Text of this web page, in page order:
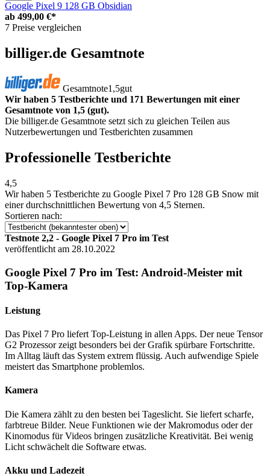
Google Pixel 9 128 GB Obsidian
ab 499,00 €*
7 Preise vergleichen
billiger.de Gesamtnote
Gesamtnote1,5gut
Wir haben 5 Testberichte und 171 Bewertungen mit einer
Gesamtnote von 1,5 (gut).
Die billiger.de Gesamtnote setzt sich zu gleichen Teilen aus
Nutzerbewertungen und Testberichten zusammen
Professionelle Testberichte
4,5
Wir haben 5 Testberichte zu Google Pixel 7 Pro 128 GB Snow mit
einer durchschnittlichen Bewertung von 4,5 Sternen.
Sortieren nach:
Testnote 2,2 - Google Pixel 7 Pro im Test
veröffentlicht am 28.10.2022
Google Pixel 7 Pro im Test: Android-Meister mit
Top-Kamera
Leistung
Das Pixel 7 Pro liefert Top-Leistung in allen Apps. Der neue Tensor
G2 Prozessor zeigt besonders bei der Grafik spürbare Fortschritte.
Im Alltag läuft das System extrem flüssig. Auch aufwendige Spiele
meistert das Smartphone problemlos.
Kamera
Die Kamera zählt zu den besten bei Tageslicht. Sie liefert scharfe,
farbtreue Bilder. Neue Funktionen wie der Makromodus oder der
Kinomodus für Videos bringen zusätzliche Kreativität. Bei wenig
Licht schwächelt die Software etwas.
Akku und Ladezeit